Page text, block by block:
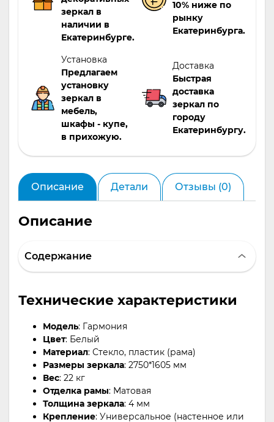
зеркал в
наличии в
Екатеринбурге.
10% ниже по
рынку
Екатеринбурга.
Установка
Предлагаем
установку
зеркал в
мебель,
шкафы - купе,
в прихожую.
Доставка
Быстрая
доставка
зеркал по
городу
Екатеринбургу.
Описание Детали Отзывы (0)
Описание
Содержание
Технические характеристики
Модель: Гармония
Цвет: Белый
Материал: Стекло, пластик (рама)
Размеры зеркала: 2750*1605 мм
Вес: 22 кг
Отделка рамы: Матовая
Толщина зеркала: 4 мм
Крепление: Универсальное (настенное или